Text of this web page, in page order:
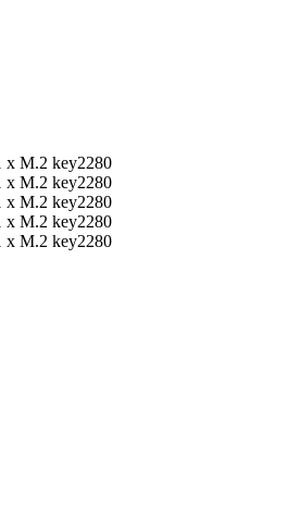
x M.2 key2280
x M.2 key2280
x M.2 key2280
x M.2 key2280
x M.2 key2280